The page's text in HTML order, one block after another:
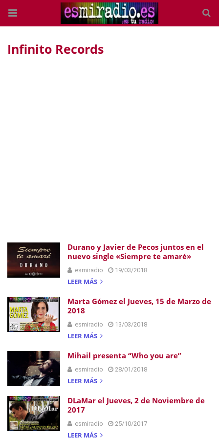
Infinito Records
Durano y Javier de Pecos juntos en el
nuevo single «Siempre te amaré»
esmiradio 19/03/2018
LEER MÁS
Marta Gómez el Jueves, 15 de Marzo de
2018
esmiradio 13/03/2018
LEER MÁS
Mihail presenta “Who you are”
esmiradio 28/01/2018
LEER MÁS
DLaMar el Jueves, 2 de Noviembre de
2017
esmiradio 25/10/2017
LEER MÁS